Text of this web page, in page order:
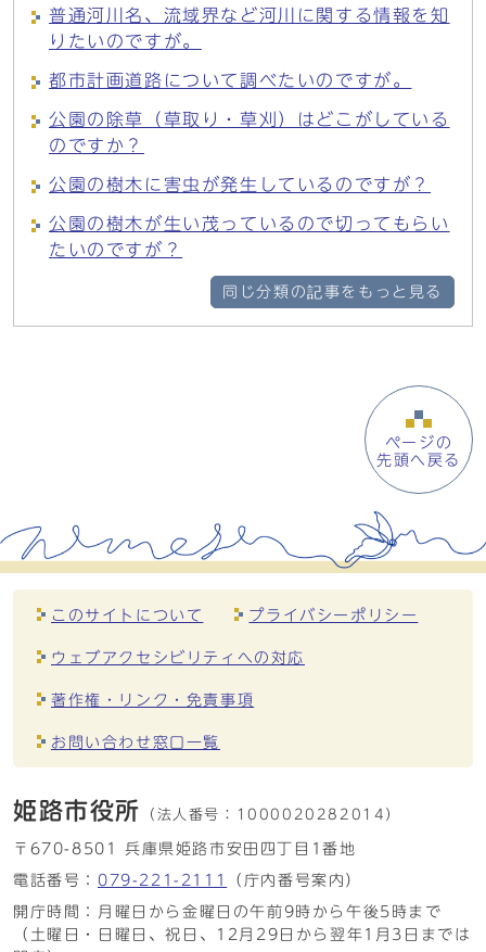
普通河川名、流域界など河川に関する情報を知
りたいのですが。
都市計画道路について調べたいのですが。
公園の除草（草取り・草刈）はどこがしている
のですか？
公園の樹木に害虫が発生しているのですが？
公園の樹木が生い茂っているので切ってもらい
たいのですが？
同じ分類の記事をもっと見る
ページの
先頭へ戻る
このサイトについて プライバシーポリシー
ウェブアクセシビリティへの対応
著作権・リンク・免責事項
お問い合わせ窓口一覧
姫路市役所 （法人番号： 1000020282014）
〒670-8501 兵庫県姫路市安田四丁目1番地
電話番号： 079-221-2111
（庁内番号案内）
開庁時間：月曜日から金曜日の午前9時から午後5時まで
（土曜日・日曜日、祝日、12月29日から翌年1月3日までは